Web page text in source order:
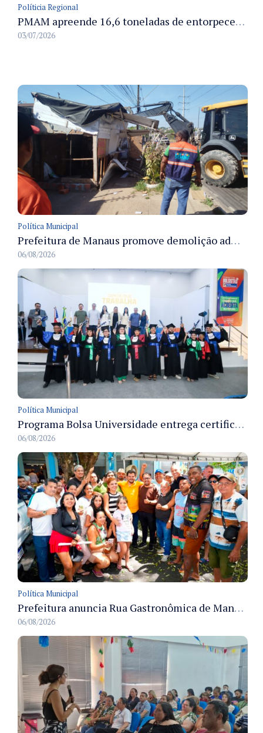
Políticia Regional
PMAM apreende 16,6 toneladas de entorpecentes e registra aumento nas prisões em flagrante e nas capturas de foragidos no primeiro semestre de 2026
03/07/2026
Política Municipal
Prefeitura de Manaus promove demolição administrativa de cinco estruturas que ocupavam calçada pública
06/08/2026
Política Municipal
Programa Bolsa Universidade entrega certificados a formandos em Manaus na sede do Executivo municipal
06/08/2026
Política Municipal
Prefeitura anuncia Rua Gastronômica de Manaus e garante alternativas para 54 ambulantes cadastrados
06/08/2026